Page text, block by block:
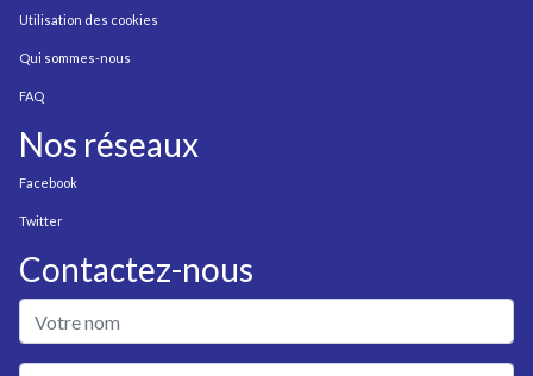
Utilisation des cookies
Qui sommes-nous
FAQ
Nos réseaux
Facebook
Twitter
Contactez-nous